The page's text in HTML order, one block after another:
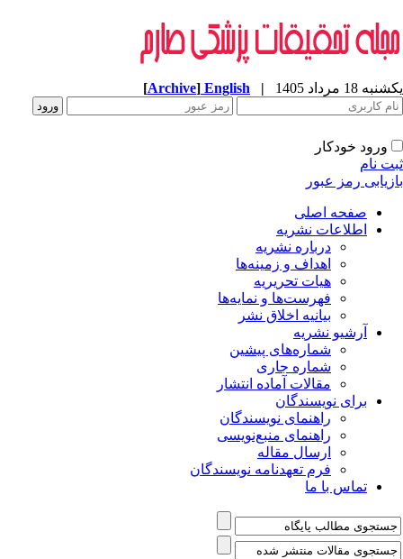
18 مرداد 1405 |
English
[Archive]
ورود خودکار
نام
رمز عبور
صفحه اصلی
اطلاعات نشریه
درباره نشریه
اهداف و زمینه‌ها
هیات تحریریه
فهرست‌ها و نمایه‌ها
بیانیه اخلاق نشر
آرشیو نشریه
شماره‌های پیشین
شماره جاری
مقالات آماده انتشار
برای نویسندگان
راهنمای نویسندگان
راهنمای منبع‌نویسی
ارسال مقاله
فرم تعهدنامه نویسندگان
تماس با ما